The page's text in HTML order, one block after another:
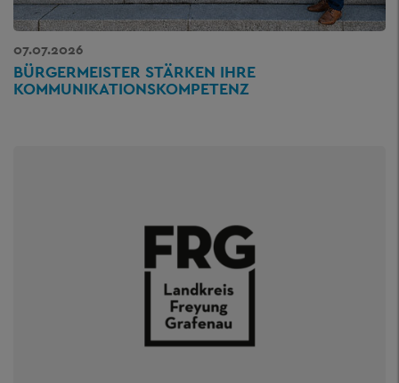
07.07.2026
BÜRGERMEISTER STÄRKEN IHRE
KOMMUNIKATIONSKOMPETENZ